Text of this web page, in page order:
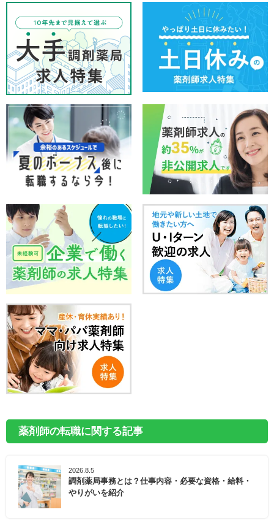
薬剤師の転職に関する記事
2026.8.5
調剤薬局事務とは？仕事内容・必要な資格・給料・
やりがいを紹介